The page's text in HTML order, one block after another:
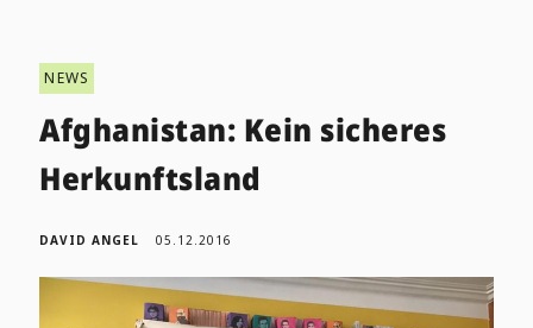
NEWS
Afghanistan: Kein sicheres
Herkunftsland
DAVID ANGEL 05.12.2016